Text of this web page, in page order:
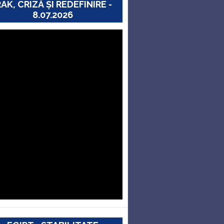
CRIZĂ ȘI REDEFINIRE -
8.07.2026